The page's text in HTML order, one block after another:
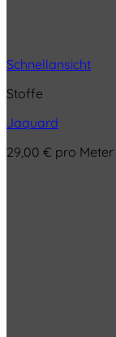
Schnellansicht
Stoffe
Jaquard
29,00 € pro Meter